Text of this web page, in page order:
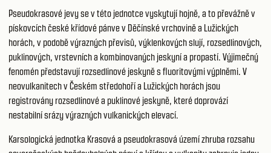
Pseudokrasové jevy se v této jednotce vyskytují hojně, a to převážně v
pískovcích české křídové pánve v Děčínské vrchovině a Lužických
horách, v podobě výrazných převisů, výklenkových slují, rozsedlinových,
puklinových, vrstevních a kombinovaných jeskyní a propastí. Výjimečný
fenomén představují rozsedlinové jeskyně s fluoritovými výplněmi. V
neovulkanitech v Českém středohoří a Lužických horách jsou
registrovány rozsedlinové a puklinové jeskyně, které doprovází
nestabilní srázy výrazných vulkanických elevací.
Karsologická jednotka Krasová a pseudokrasová území zhruba rozsahu